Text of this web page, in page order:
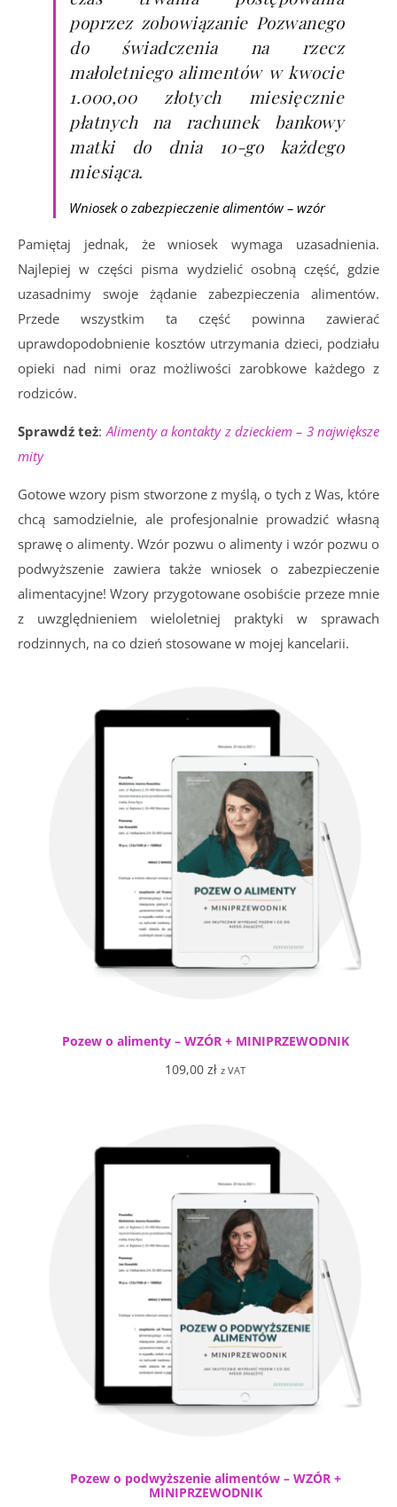
poprzez zobowiązanie Pozwanego
do świadczenia na rzecz
małoletniego alimentów w kwocie
1.000,00 złotych miesięcznie
płatnych na rachunek bankowy
matki do dnia 10-go każdego
miesiąca.
Wniosek o zabezpieczenie alimentów – wzór
Pamiętaj jednak, że wniosek wymaga uzasadnienia.
Najlepiej w części pisma wydzielić osobną część, gdzie
uzasadnimy swoje żądanie zabezpieczenia alimentów.
Przede wszystkim ta część powinna zawierać
uprawdopodobnienie kosztów utrzymania dzieci, podziału
opieki nad nimi oraz możliwości zarobkowe każdego z
rodziców.
Sprawdź też:Alimenty a kontakty z dzieckiem – 3 największe
mity
Gotowe wzory pism stworzone z myślą, o tych z Was, które
chcą samodzielnie, ale profesjonalnie prowadzić własną
sprawę o alimenty. Wzór pozwu o alimenty i wzór pozwu o
podwyższenie zawiera także wniosek o zabezpieczenie
alimentacyjne! Wzory przygotowane osobiście przeze mnie
z uwzględnieniem wieloletniej praktyki w sprawach
rodzinnych, na co dzień stosowane w mojej kancelarii.
Pozew o alimenty – WZÓR + MINIPRZEWODNIK
109,00 zł z VAT
Pozew o podwyższenie alimentów – WZÓR +
MINIPRZEWODNIK